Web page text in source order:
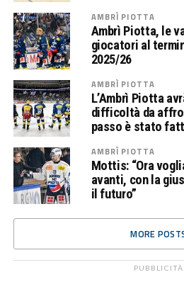
AMBRÌ PIOTTA
Ambrì Piotta, le
giocatori al
2025/26
AMBRÌ PIOTTA
L’Ambrì Piotta
difficoltà da
passo è stato
AMBRÌ PIOTTA
Mottis: “Ora
avanti, con la
il futuro”
MORE
PUBBLICITÀ